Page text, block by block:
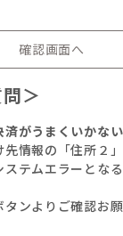
＞
済がうまくいかない
先情報の「住所２
テムエラーとな
ンよりご確認お願